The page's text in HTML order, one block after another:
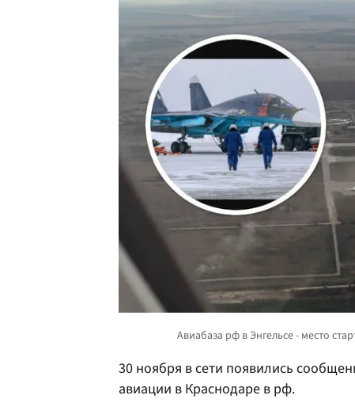
30 ноября в сети появились
авиации в Краснодаре в рф.